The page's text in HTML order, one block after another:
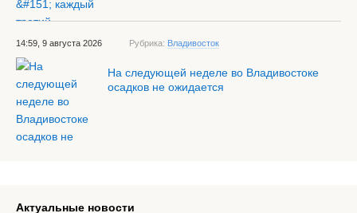
14:59, 9 августа 2026 Рубрика: Владивосток
На следующей неделе во Владивостоке
осадков не ожидается
Актуальные новости